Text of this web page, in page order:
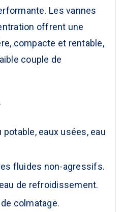
Les vannes
offrent une
compacte et rentable,
couple de
potable, eaux usées, eau
fluides non-agressifs.
de refroidissement.
colmatage.